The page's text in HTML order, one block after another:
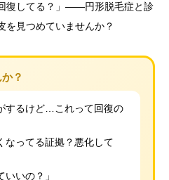
復してる？」——円形脱毛症と診
を見つめていませんか？
？
するけど…これって回復の
なってる証拠？悪化して
いいの？」